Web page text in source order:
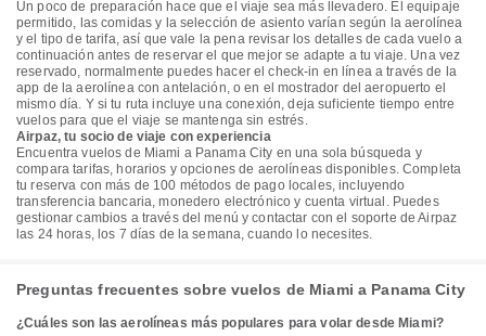
Un poco de preparación hace que el viaje sea más llevadero. El equipaje
permitido, las comidas y la selección de asiento varían según la aerolínea
y el tipo de tarifa, así que vale la pena revisar los detalles de cada vuelo a
continuación antes de reservar el que mejor se adapte a tu viaje. Una vez
reservado, normalmente puedes hacer el check-in en línea a través de la
app de la aerolínea con antelación, o en el mostrador del aeropuerto el
mismo día. Y si tu ruta incluye una conexión, deja suficiente tiempo entre
vuelos para que el viaje se mantenga sin estrés.
Airpaz, tu socio de viaje con experiencia
Encuentra vuelos de Miami a Panama City en una sola búsqueda y
compara tarifas, horarios y opciones de aerolíneas disponibles. Completa
tu reserva con más de 100 métodos de pago locales, incluyendo
transferencia bancaria, monedero electrónico y cuenta virtual. Puedes
gestionar cambios a través del menú y contactar con el soporte de Airpaz
las 24 horas, los 7 días de la semana, cuando lo necesites.
Preguntas frecuentes sobre vuelos de Miami a Panama City
¿Cuáles son las aerolíneas más populares para volar desde Miami?